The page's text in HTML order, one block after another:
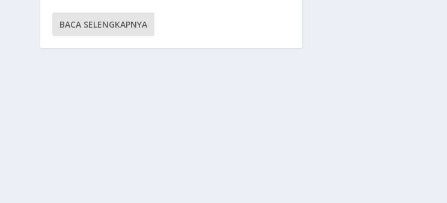
BACA SELENGKAPNYA